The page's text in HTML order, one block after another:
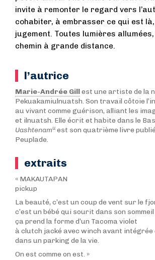
invite à remonter le regard vers
cohabiter, à embrasser ce qui est
jugement. Toutes lumières
chemin à grande distance.
l’autrice
Marie-Andrée Gillest une artiste de la
Pekuakamiulnuatsh. Son travail côtoie
au vivant comme guérison, alliant les
et ilnuatsh. Elle écrit et habite dans le
Uashtenamu est son quatrième livre
Peuplade.
extraits
« MAKAUTAPAN
pickup
La beauté, c’est un coup de vent sur le
c’est un bébé qui sourit dans son
ça prend la forme d’un Tacoma violet
à clutch jacké avec winch avant intégrée
dans un parking de la vie.
On est comme on est. »